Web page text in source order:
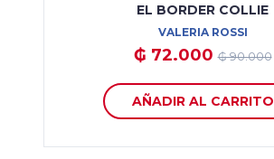
EL BORDER COLLIE
VALERIA ROSSI
₲ 72.000₲ 90.000
AÑADIR AL CARRITO